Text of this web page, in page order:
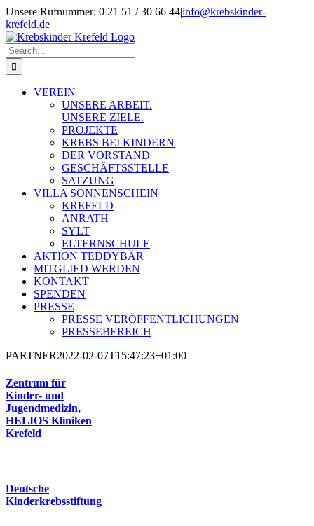
Skip
to
content
Unsere Rufnummer: 0 21 51 / 30 66 44|info@krebskinder-
krefeld.de
Facebook
Instagram
Search
for:
VEREIN
UNSERE ARBEIT.
UNSERE ZIELE.
PROJEKTE
KREBS BEI KINDERN
DER VORSTAND
GESCHÄFTSSTELLE
SATZUNG
VILLA SONNENSCHEIN
KREFELD
ANRATH
SYLT
ELTERNSCHULE
AKTION TEDDYBÄR
MITGLIED WERDEN
KONTAKT
SPENDEN
PRESSE
PRESSE VERÖFFENTLICHUNGEN
PRESSEBEREICH
PARTNER2022-02-07T15:47:23+01:00
Zentrum für
Kinder- und
Jugendmedizin,
HELIOS Kliniken
Krefeld
Deutsche
Kinderkrebsstiftung